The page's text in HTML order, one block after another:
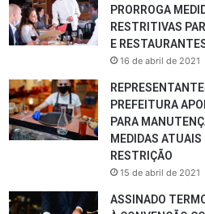
PRORROGA
RESTRITIVAS
E
16 de abril de 2021
PREFEITURA
PARA
MEDIDAS ATUAIS
RESTRIÇÃO
15 de abril de 2021
ASSINADO